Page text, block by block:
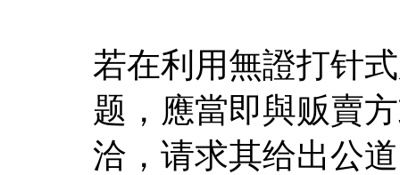
若在利用無證打针
题，應當即與贩賣
洽，请求其给出公